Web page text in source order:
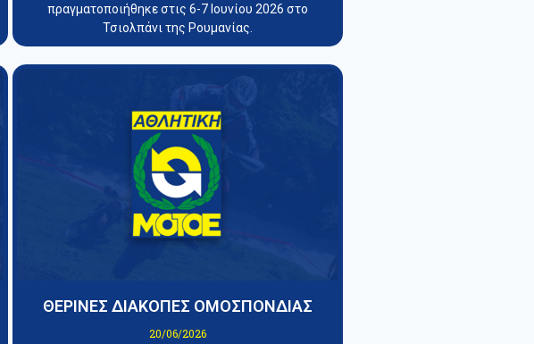
πραγματοποιήθηκε στις 6-7 Ιουνίου 2026 στο
Τσιολπάνι της Ρουμανίας.
ΘΕΡΙΝΕΣ ΔΙΑΚΟΠΕΣ ΟΜΟΣΠΟΝΔΙΑΣ
20/06/2026